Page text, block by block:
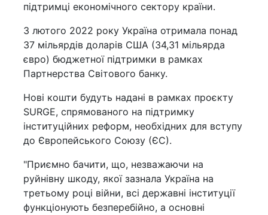
підтримці економічного сектору країни.
З лютого 2022 року Україна отримала понад
37 мільярдів доларів США (34,31 мільярда
євро) бюджетної підтримки в рамках
Партнерства Світового банку.
Нові кошти будуть надані в рамках проєкту
SURGE, спрямованого на підтримку
інституційних реформ, необхідних для вступу
до Європейського Союзу (ЄС).
"Приємно бачити, що, незважаючи на
руйнівну шкоду, якої зазнала Україна на
третьому році війни, всі державні інституції
функціонують безперебійно, а основні